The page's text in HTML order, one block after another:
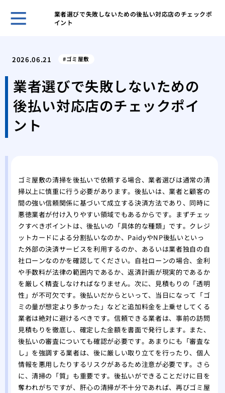
業者選びで失敗しないための後払い対応店のチェックポ
イント
ゴ
が
ゴ
家
2026.06.21 ゴミ屋敷
業者選びで失敗しないための
後払い対応店のチェックポイ
ント
ゴミ屋敷の清掃を後払いで依頼する場合、業者選びは通常の清
掃以上に慎重に行う必要があります。後払いは、業者と顧客の
間の強い信頼関係に基づいて成立する決済方法であり、同時に
悪徳業者が付け入りやすい領域でもあるからです。まずチェッ
クすべきポイントは、後払いの「具体的な種類」です。クレジ
ットカードによる分割払いなのか、PaidyやNP後払いといっ
た外部の決済サービスを利用するのか、あるいは業者独自の自
社ローンなのかを確認してください。自社ローンの場合、金利
や手数料が法律の範囲内であるか、返済計画が現実的であるか
を厳しく精査しなければなりません。次に、見積もりの「透明
性」が不可欠です。後払いだからといって、当日になって「ゴ
ミの量が想定より多かった」などと追加料金を上乗せしてくる
業者は絶対に避けるべきです。信頼できる業者は、事前の訪問
見積もりを徹底し、確定した金額を書面で発行します。また、
後払いの審査についても確認が必要です。あまりにも「審査な
し」を強調する業者は、後に厳しい取り立てを行ったり、個人
情報を悪用したりするリスクがあるため注意が必要です。さら
に、清掃の「質」も重要です。後払いができることだけに目を
奪われがちですが、肝心の清掃が不十分であれば、再びゴミ屋